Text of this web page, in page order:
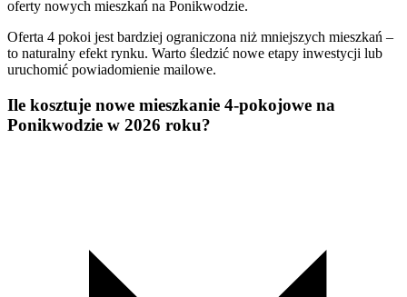
oferty nowych mieszkań na Ponikwodzie.
Oferta 4 pokoi jest bardziej ograniczona niż mniejszych mieszkań –
to naturalny efekt rynku. Warto śledzić nowe etapy inwestycji lub
uruchomić powiadomienie mailowe.
Ile kosztuje nowe mieszkanie 4-pokojowe na
Ponikwodzie w 2026 roku?